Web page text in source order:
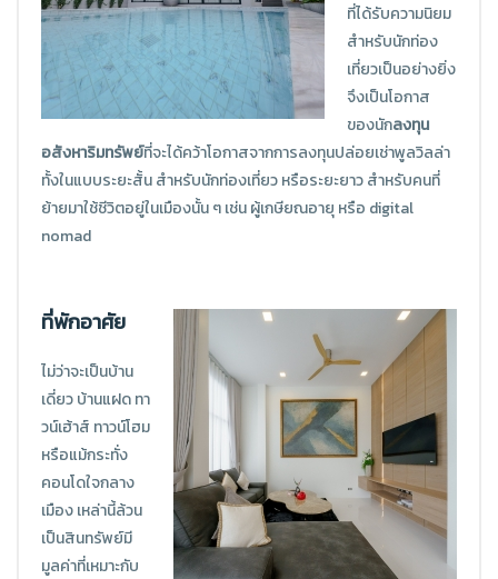
ที่ได้รับความนิยม
สำหรับนักท่อง
เที่ยวเป็นอย่างยิ่ง
จึงเป็นโอกาส
ของนักลงทุน
อสังหาริมทรัพย์ที่จะได้คว้าโอกาสจากการลงทุนปล่อยเช่าพูลวิลล่า
ทั้งในแบบระยะสั้น สำหรับนักท่องเที่ยว หรือระยะยาว สำหรับคนที่
ย้ายมาใช้ชีวิตอยู่ในเมืองนั้น ๆ เช่น ผู้เกษียณอายุ หรือ digital
nomad
ที่พักอาศัย
ไม่ว่าจะเป็นบ้าน
เดี่ยว บ้านแฝด ทา
วน์เฮ้าส์ ทาวน์โฮม
หรือแม้กระทั่ง
คอนโดใจกลาง
เมือง เหล่านี้ล้วน
เป็นสินทรัพย์มี
มูลค่าที่เหมาะกับ